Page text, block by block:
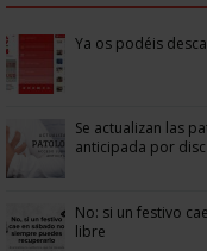
Ya os podéis
Se actualizan las
anticipada por
No: si un festivo
libre